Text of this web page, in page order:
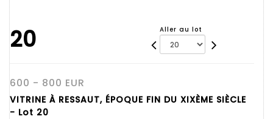
20 Aller au lot
600 - 800 EUR
VITRINE À RESSAUT, ÉPOQUE FIN DU XIXÈME SIÈCLE
- Lot 20